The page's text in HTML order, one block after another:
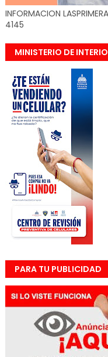
INFORMACION
4145
MINISTERIO DE
PARA TU PUBLICIDAD